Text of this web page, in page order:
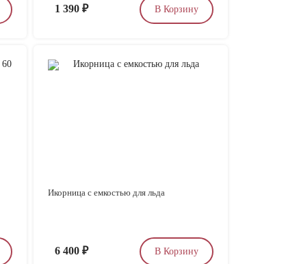
1 390 ₽ В Корзину
Икорница с емкостью для льда
6 400 ₽ В Корзину